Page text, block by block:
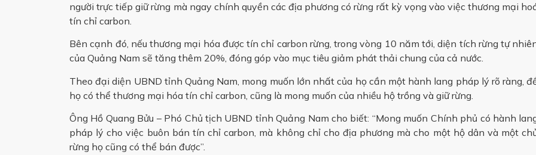
người trực tiếp giữ rừng mà ngay chính quyền các địa phương có rừng rất kỳ vọng vào việc thương mại
tín chỉ carbon.
Bên cạnh đó, nếu thương mại hóa được tín chỉ carbon rừng, trong vòng 10 năm tới, diện tích rừng tự
của Quảng Nam sẽ tăng thêm 20%, đóng góp vào mục tiêu giảm phát thải chung của cả nước.
Theo đại diện UBND tỉnh Quảng Nam, mong muốn lớn nhất của họ cần một hành lang pháp lý rõ ràng,
họ có thể thương mại hóa tín chỉ carbon, cũng là mong muốn của nhiều hộ trồng và giữ rừng.
Ông Hồ Quang Bửu – Phó Chủ tịch UBND tỉnh Quảng Nam cho biết: “Mong muốn Chính phủ có hành
pháp lý cho việc buôn bán tín chỉ carbon, mà không chỉ cho địa phương mà cho một hộ dân và một
rừng họ cũng có thể bán được”.